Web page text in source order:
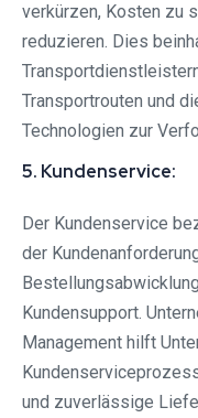
verkürzen, Kosten zu
reduzieren. Dies
Transportrouten und
Technologien zur
5. Kundenservice:
Der Kundenservice
der
Kundensupport.
Management hilft
und zuverlässige